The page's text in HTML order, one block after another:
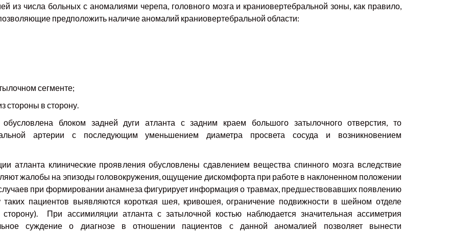
из числа больных с аномалиями черепа, головного мозга и краниовертебральной зоны, как правило,
предположить наличие аномалий краниовертебральной области:
сегменте;
стороны в сторону.
обусловлена блоком задней дуги атланта с задним краем большого затылочного отверстия, то
артерии с последующим уменьшением диаметра просвета сосуда и возникновением
атланта клинические проявления обусловлены сдавлением вещества спинного мозга вследствие
жалобы на эпизоды головокружения, ощущение дискомфорта при работе в наклоненном положении
при формировании анамнеза фигурирует информация о травмах, предшествовавших появлению
пациентов выявляются короткая шея, кривошея, ограничение подвижности в шейном отделе
При ассимиляции атланта с затылочной костью наблюдается значительная ассиметрия
суждение о диагнозе в отношении пациентов с данной аномалией позволяет вынести